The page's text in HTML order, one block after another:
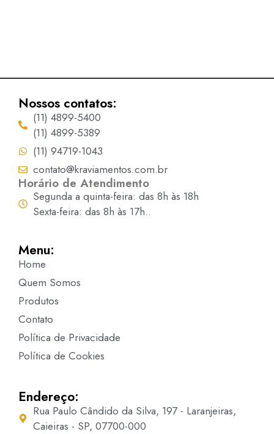
Nossos contatos:
(11) 4899-5400
(11) 4899-5389
(11) 94719-1043
contato@kraviamentos.com.br
Horário de Atendimento
Segunda a quinta-feira: das 8h às 18h
Sexta-feira: das 8h às 17h..
Menu:
Home
Quem Somos
Produtos
Contato
Política de Privacidade
Política de Cookies
Endereço:
Rua Paulo Cândido da Silva, 197 - Laranjeiras,
Caieiras - SP, 07700-000